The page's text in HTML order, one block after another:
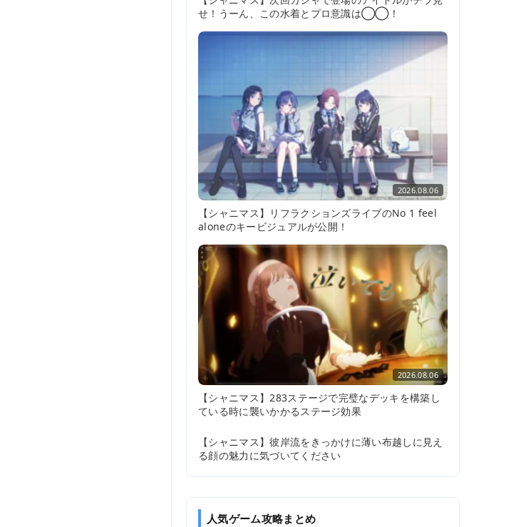
せ！うーん、この水着とプロ意識は◯◯！
2026.08.06
【シャニマス】リフラクションズライブのNo 1 feel
aloneのキービジュアルが公開！
2026.08.06
【シャニマス】283ステージで完璧なデッキを構築し
ている時に襲いかかるステージ効果
【シャニマス】彼岸流をきっかけに薄い布越しに見え
る顔の魅力に気づいてください
人気ゲーム攻略まとめ